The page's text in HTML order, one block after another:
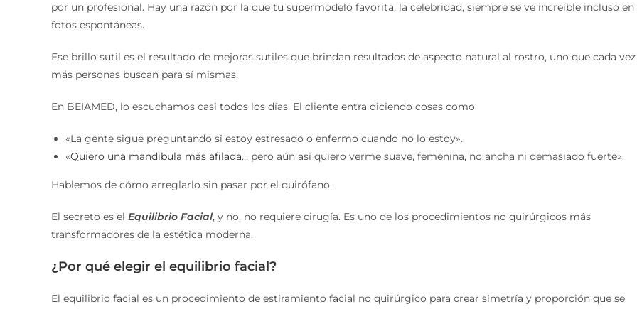
por un profesional. Hay una razón por la que tu supermodelo favorita, la celebridad, siempre se ve increíble incluso en
fotos espontáneas.
Ese brillo sutil es el resultado de mejoras sutiles que brindan resultados de aspecto natural al rostro, uno que cada vez
más personas buscan para sí mismas.
En BEIAMED, lo escuchamos casi todos los días. El cliente entra diciendo cosas como
«La gente sigue preguntando si estoy estresado o enfermo cuando no lo estoy».
«Quiero una mandíbula más afilada… pero aún así quiero verme suave, femenina, no ancha ni demasiado fuerte».
Hablemos de cómo arreglarlo sin pasar por el quirófano.
El secreto es el Equilibrio Facial, y no, no requiere cirugía. Es uno de los procedimientos no quirúrgicos más
transformadores de la estética moderna.
¿Por qué elegir el equilibrio facial?
El equilibrio facial es un procedimiento de estiramiento facial no quirúrgico para crear simetría y proporción que se